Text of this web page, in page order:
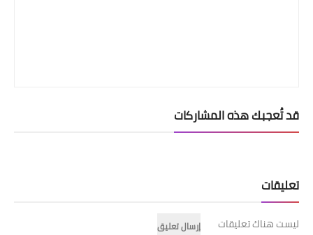
قد تُعجبك هذه المشاركات
تعليقات
ليست هناك تعليقات
إرسال تعليق